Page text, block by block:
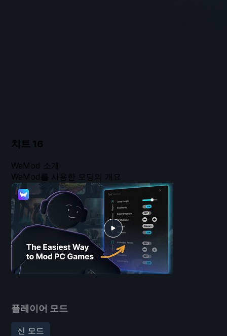
치트 16
플레이어 모드
신 모드
WeMod 소개
WeMod를 사용한 모딩의 개요